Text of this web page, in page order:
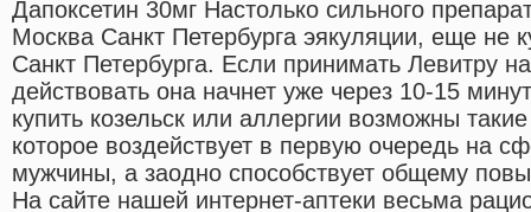
Дапоксетин 30мг Настолько сильного
Москва Санкт Петербурга эякуляции, еще не
Санкт Петербурга. Если принимать Левитру
действовать она начнет уже через 10-15
купить козельск или аллергии возможны
которое воздействует в первую очередь на
мужчины, а заодно способствует общему
На сайте нашей интернет-аптеки весьма